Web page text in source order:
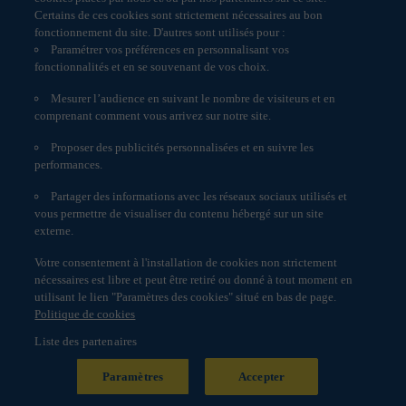
externes à l’occasion de la navigation.
Un site internet peut utiliser les services d’une société
tierce pour analyser son audience. Cette société définit
alors son propre Cookie pour effectuer ce service.
de publicité pour diffuser de la publicité. Aucun service
de publicité n’est utilisé par le site
2 – Différents types de Cookies utilisés sur le site
www.portzamparcgestion.fr
Les Cookies envoyés du site
www.portzamparcgestion.fr n’ont pas pour objet
www.portzamparcgestion.fr s’engage à n’utiliser ces
informations issues de ces Cookies qu’à des fins de
fonctionnement (navigation).
En aucun cas, les Cookies n’ont pour objet d’exploiter
les personnes connectées au site
www.portzamparcgestion.fr.
Les Cookies strictement nécessaires ou facilitant la
communication en ligne : Il s’agit des Cookies utiles au
Informations réglementaires
Accessibilité : non conforme
Engagement Responsable
Données personnelles
Service réclamation
Copyright © 2024 Portzamparc
Gestion. All rights reserved.
Certains de ces cookies sont strictement nécessaires au bon
fonctionnement du site. D'autres sont utilisés pour :
Paramétrer vos préférences en personnalisant vos
fonctionnalités et en se souvenant de vos choix.
Mesurer l’audience en suivant le nombre de visiteurs et en
comprenant comment vous arrivez sur notre site.
Proposer des publicités personnalisées et en suivre les
performances.
Partager des informations avec les réseaux sociaux utilisés et
vous permettre de visualiser du contenu hébergé sur un site
externe.
Votre consentement à l'installation de cookies non strictement
nécessaires est libre et peut être retiré ou donné à tout moment en
utilisant le lien "Paramètres des cookies" situé en bas de page.
Politique de cookies
Liste des partenaires
Paramètres Accepter